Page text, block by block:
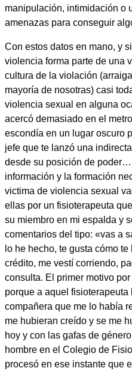
manipulación, intimidación o
amenazas para conseguir
Con estos datos en mano, y
violencia forma parte de una
cultura de la violación
mayoría de nosotras) casi
violencia sexual en alguna
acercó demasiado en el
escondía en un lugar oscuro
jefe que te lanzó una
desde su posición de
información y la formación
victima de violencia sexual
ellas por un fisioterapeuta
su miembro en mi espalda y
comentarios del tipo: «vas a
lo he hecho, te gusta cómo
crédito, me vestí corriendo,
consulta. El primer motivo
porque a aquel
compañera que me lo había
me hubieran creído y se me
hoy y con las gafas de
hombre en el Colegio de
procesó en ese instante que